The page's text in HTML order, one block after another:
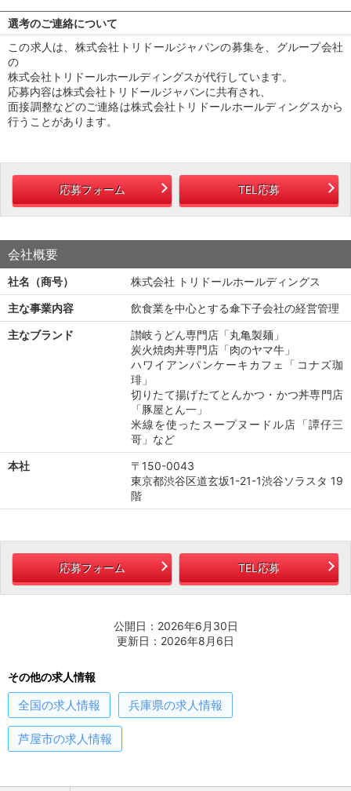
選考のご連絡について
この求人は、株式会社トリドールジャパンの募集を、グループ会社
の
株式会社トリドールホールディングスが代行しています。
応募内容は株式会社トリドールジャパンに共有され、
面接調整などのご連絡は株式会社トリドールホールディングスから
行うことがあります。
応募フォーム TEL応募
会社概要
社名（商号）
株式会社 トリドールホールディングス
主な事業内容
飲食業を中心とする傘下子会社の経営管理
主なブランド
讃岐うどん専門店「丸亀製麺」
炭火焼肉丼専門店「肉のヤマ牛」
ハワイアンパンケーキカフェ「コナズ珈
琲」
切りたて揚げたてとんかつ・かつ丼専門店
「豚屋とん一」
米線を使ったスープヌードル店「譚仔三
哥」など
本社
〒150-0043
東京都渋谷区道玄坂1-21-1渋谷ソラスタ 19
階
応募フォーム TEL応募
公開日：2026年6月30日
更新日：2026年8月6日
その他の求人情報
全国の求人情報 兵庫県の求人情報
芦屋市の求人情報